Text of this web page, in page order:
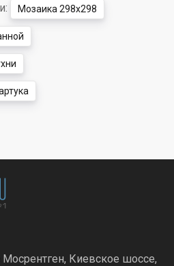
Мозаика 298x298
Киевское шоссе,